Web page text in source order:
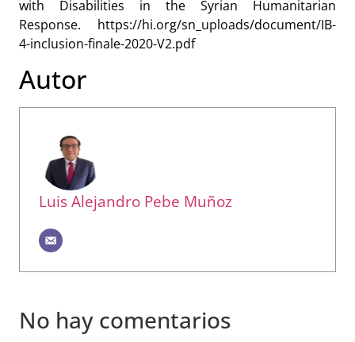
with Disabilities in the Syrian Humanitarian
Response. https://hi.org/sn_uploads/document/IB-
4-inclusion-finale-2020-V2.pdf
Autor
Luis Alejandro Pebe Muñoz
No hay comentarios